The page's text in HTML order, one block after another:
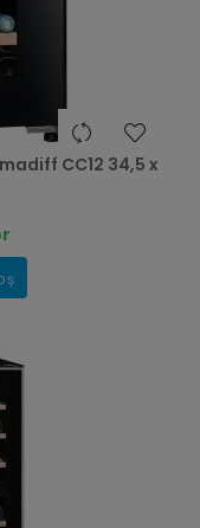
CC12 34,5 x